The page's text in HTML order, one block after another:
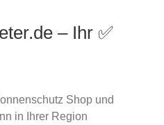
– Ihr ✅
Shop und
in Ihrer Region